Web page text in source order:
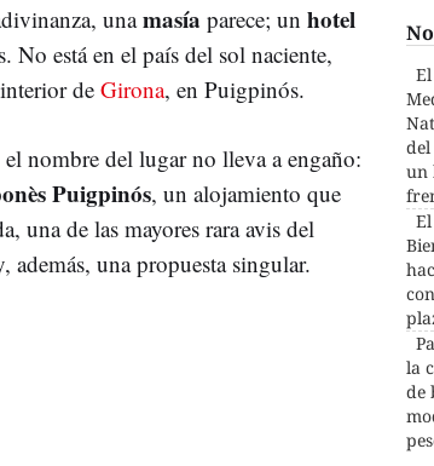
un
la
de
unamasía parece; un hotel
No está en el país del sol naciente,
de Girona, en Puigpinós.
nombre del lugar no lleva a engaño:
Puigpinós, un alojamiento que
una de las mayores rara avis del
además, una propuesta singular.